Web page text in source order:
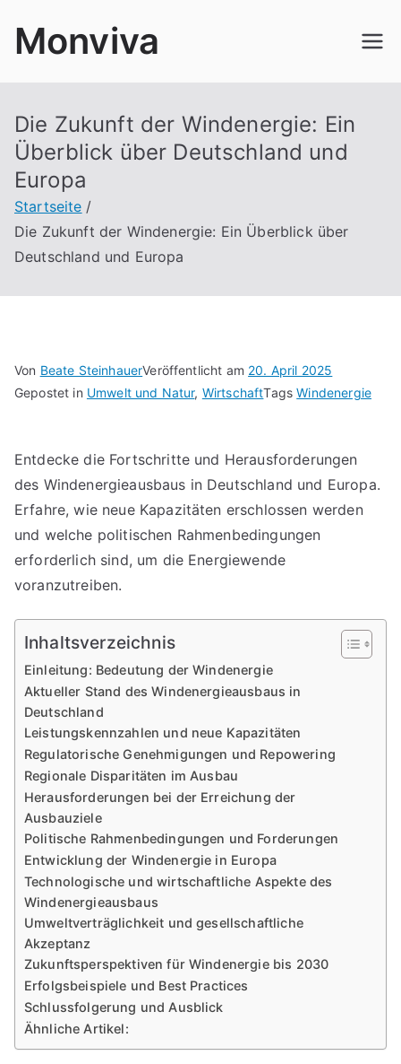
InhaltMonviva
Die Zukunft der Windenergie: Ein
Überblick über Deutschland und
Europa
Startseite
Die Zukunft der Windenergie: Ein Überblick über
Deutschland und Europa
Von Beate SteinhauerVeröffentlicht am 20. April 2025
Gepostet in Umwelt und Natur, WirtschaftTagsWindenergie
Entdecke die Fortschritte und Herausforderungen
des Windenergieausbaus in Deutschland und Europa.
Erfahre, wie neue Kapazitäten erschlossen werden
und welche politischen Rahmenbedingungen
erforderlich sind, um die Energiewende
voranzutreiben.
Inhaltsverzeichnis
Einleitung: Bedeutung der Windenergie
Aktueller Stand des Windenergieausbaus in
Deutschland
Leistungskennzahlen und neue Kapazitäten
Regulatorische Genehmigungen und Repowering
Regionale Disparitäten im Ausbau
Herausforderungen bei der Erreichung der
Ausbauziele
Politische Rahmenbedingungen und Forderungen
Entwicklung der Windenergie in Europa
Technologische und wirtschaftliche Aspekte des
Windenergieausbaus
Umweltverträglichkeit und gesellschaftliche
Akzeptanz
Zukunftsperspektiven für Windenergie bis 2030
Erfolgsbeispiele und Best Practices
Schlussfolgerung und Ausblick
Ähnliche Artikel: